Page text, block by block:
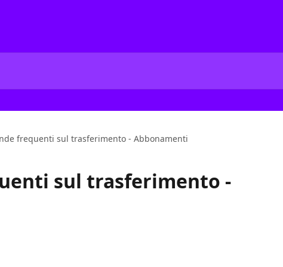
frequenti sul trasferimento - Abbonamenti
sul trasferimento -